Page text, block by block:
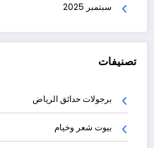
سبتمبر 2025
تصنيفات
برجولات حدائق الرياض
بيوت شعر وخيام